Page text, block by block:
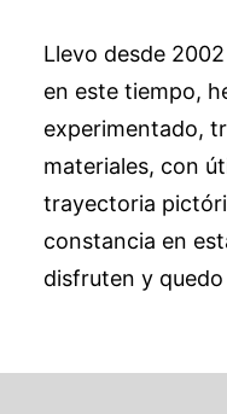
Llevo desde
en este tiempo,
experimentado,
materiales, con
trayectoria
constancia en
disfruten y